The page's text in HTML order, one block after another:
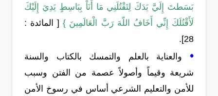
بَسَطتَ إِلَيَّ يَدَكَ لِتَقْتُلَنِي مَا أَنَاْ بِبَاسِطٍ يَدِيَ إِلَيْكَ
لَأَقْتُلَكَ إِنِّي أَخَافُ اللّهَ رَبَّ الْعَالَمِينَ }[ المائدة :
28].
• والعناية بالعلم والتمسك بالكتاب والسنة
شريعة وقيماً وأصولاً عصمة من الفتن وسبب
للأمن والتعليم الشرعي أساس في رسوخ الأمن